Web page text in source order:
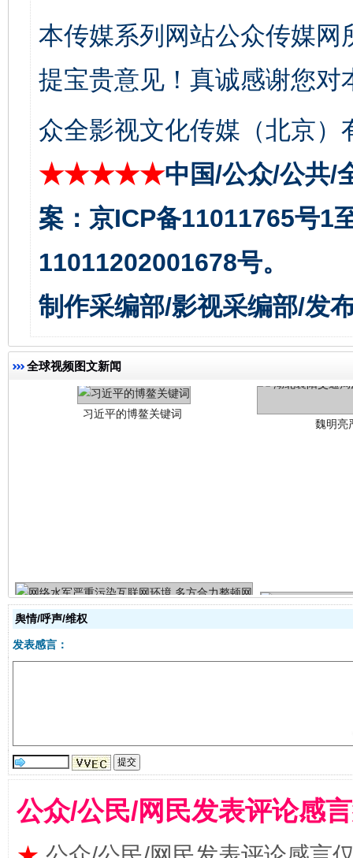
本传媒系列网站公众传媒
提宝贵意见！真诚感谢您
众全影视文化传媒（北京）
★★★★★中国/公众/公共/
案：京ICP备11011765号1
11011202001678号。
制作采编部/影视采编部/发
全球视频图文新闻
在谋一域中谋全局
习近平的博鳌关键词
舆情/呼声/维权
发表感言：
公众/公民/网民发表评论感